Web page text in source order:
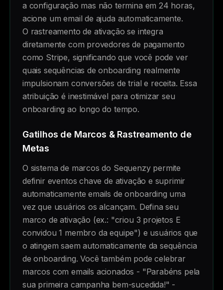
a configuração mas não termina em 24 horas,
acione um email de ajuda automaticamente.
O rastreamento de ativação se integra
diretamente com provedores de pagamento
como Stripe, significando que você pode ver
quais sequências de onboarding realmente
impulsionam conversões de trial e receita. Essa
atribuição é inestimável para otimizar seu
onboarding ao longo do tempo.
Gatilhos de Marcos & Rastreamento de
Metas
O sistema de marcos do Sequenzy permite
definir eventos chave de ativação e suprimir
automaticamente emails de onboarding uma
vez que usuários os alcançam. Defina seu
marco de ativação (ex.: "criou 3 projetos E
convidou 1 membro da equipe") e usuários que
o atingem saem automaticamente da sequência
de onboarding. Você também pode celebrar
marcos com emails acionados - "Parabéns pela
sua primeira campanha bem-sucedida!" -